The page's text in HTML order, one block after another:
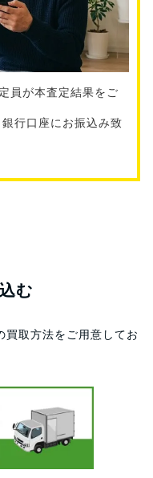
員が本査定結果をご
行口座にお振込み致
む
買取方法をご用意してお